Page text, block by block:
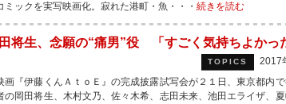
ミックを実写映画化。寂れた港町・魚・・・ 続きを読む
将生、念願の“痛男”役 「すごく気持ちよかっ
TOPICS
2017
『伊藤くんＡｔｏＥ』の完成披露試写会が２１日、東京都内で
の岡田将生、木村文乃、佐々木希、志田未来、池田エライザ、